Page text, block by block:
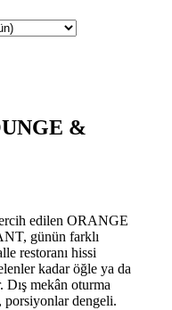
&
edilen ORANGE
günün farklı
restoranı hissi
kadar öğle ya da
Dış mekân oturma
porsiyonlar dengeli.